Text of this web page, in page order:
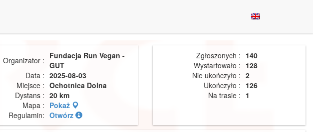
Organizator : Fundacja Run Vegan -
GUT
Data : 2025-08-03
Miejsce : Ochotnica Dolna
Dystans : 20 km
Mapa : Pokaż
Regulamin: Otwórz
Zgłoszonych : 140
Wystartowało : 128
Nie ukończyło : 2
Ukończyło : 126
Na trasie : 1